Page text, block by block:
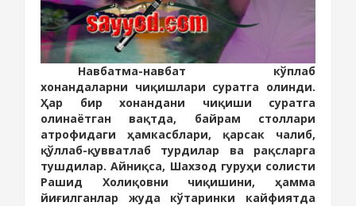
Навбатма-навбат кўплаб
хонандаларни чиқишлари суратга олинди.
Ҳар бир хонандани чиқиши суратга
олинаётган вақтда, байрам столлари
атрофидаги ҳамкасблари, қарсак чалиб,
қўллаб-қувватлаб турдилар ва рақсларга
тушдилар. Айниқса, Шахзод гуруҳи солисти
Рашид Холиқовни чиқишини, ҳамма
йиғилганлар жуда кўтаринки кайфиятда